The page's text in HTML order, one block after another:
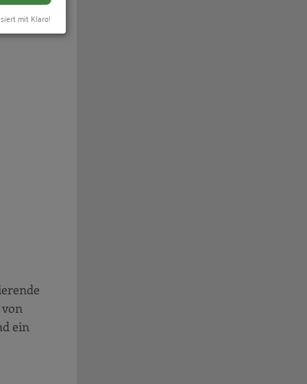
ein
mit Klaro!